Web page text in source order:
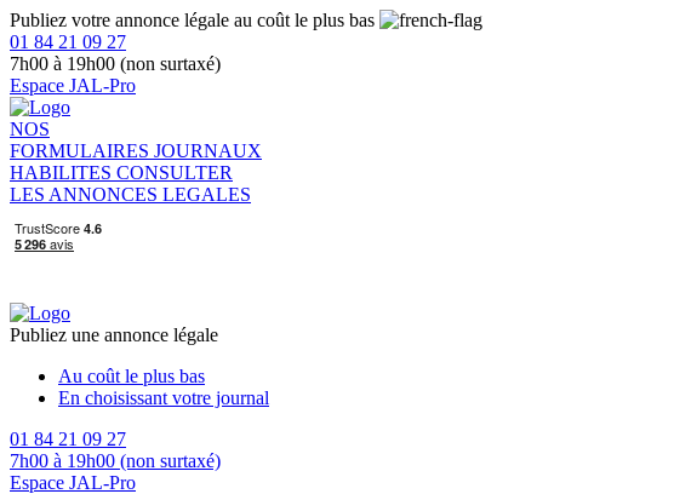
Publiez votre annonce légale au coût le plus bas
01 84 21 09 27
7h00 à 19h00 (non surtaxé)
Espace JAL-Pro
NOS
FORMULAIRES JOURNAUX
HABILITES CONSULTER
LES ANNONCES LEGALES
Publiez une annonce légale
Au coût le plus bas
En choisissant votre journal
01 84 21 09 27
7h00 à 19h00 (non surtaxé)
Espace JAL-Pro